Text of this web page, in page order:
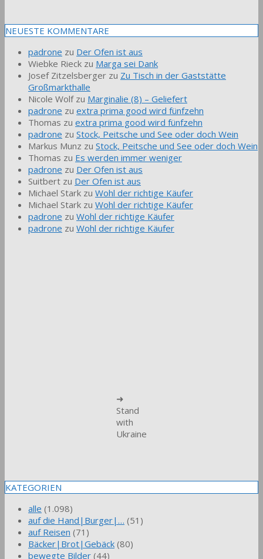
NEUESTE KOMMENTARE
padrone zu Der Ofen ist aus
Wiebke Rieck zu Marga sei Dank
Josef Zitzelsberger zu Zu Tisch in der Gaststätte
Großmarkthalle
Nicole Wolfzu Marginalie (8) – Geliefert
padrone zu extra prima good wird fünfzehn
Thomas zu extra prima good wird fünfzehn
padrone zu Stock, Peitsche und See oder doch Wein
Markus Munz zu Stock, Peitsche und See oder doch Wein
Thomas zu Es werden immer weniger
padrone zu Der Ofen ist aus
Suitbert zu Der Ofen ist aus
Michael Stark zu Wohl der richtige Käufer
Michael Stark zu Wohl der richtige Käufer
padrone zu Wohl der richtige Käufer
padrone zu Wohl der richtige Käufer
➜
Stand
with
Ukraine
KATEGORIEN
alle (1.098)
auf die Hand|Burger|… (51)
auf Reisen (71)
Bäcker|Brot|Gebäck (80)
bewegte Bilder (44)